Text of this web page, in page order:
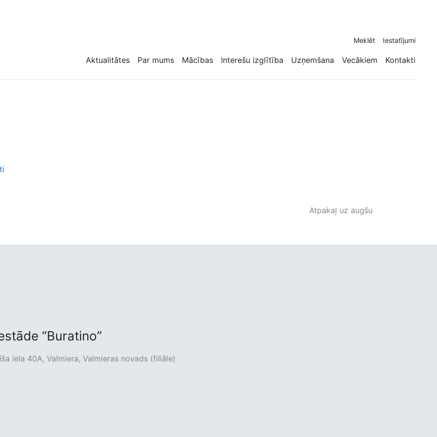
Meklēt Iestatījumi
Aktualitātes Par mums Mācības Interešu izglītība Uzņemšana Vecākiem Kontakti
Atpakaļ uz augšu
“Buratino”
iela 40A, Valmiera, Valmieras novads (filiāle)